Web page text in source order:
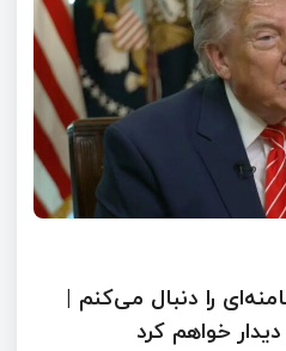
را دنبال می‌کنم |
خواهم کرد